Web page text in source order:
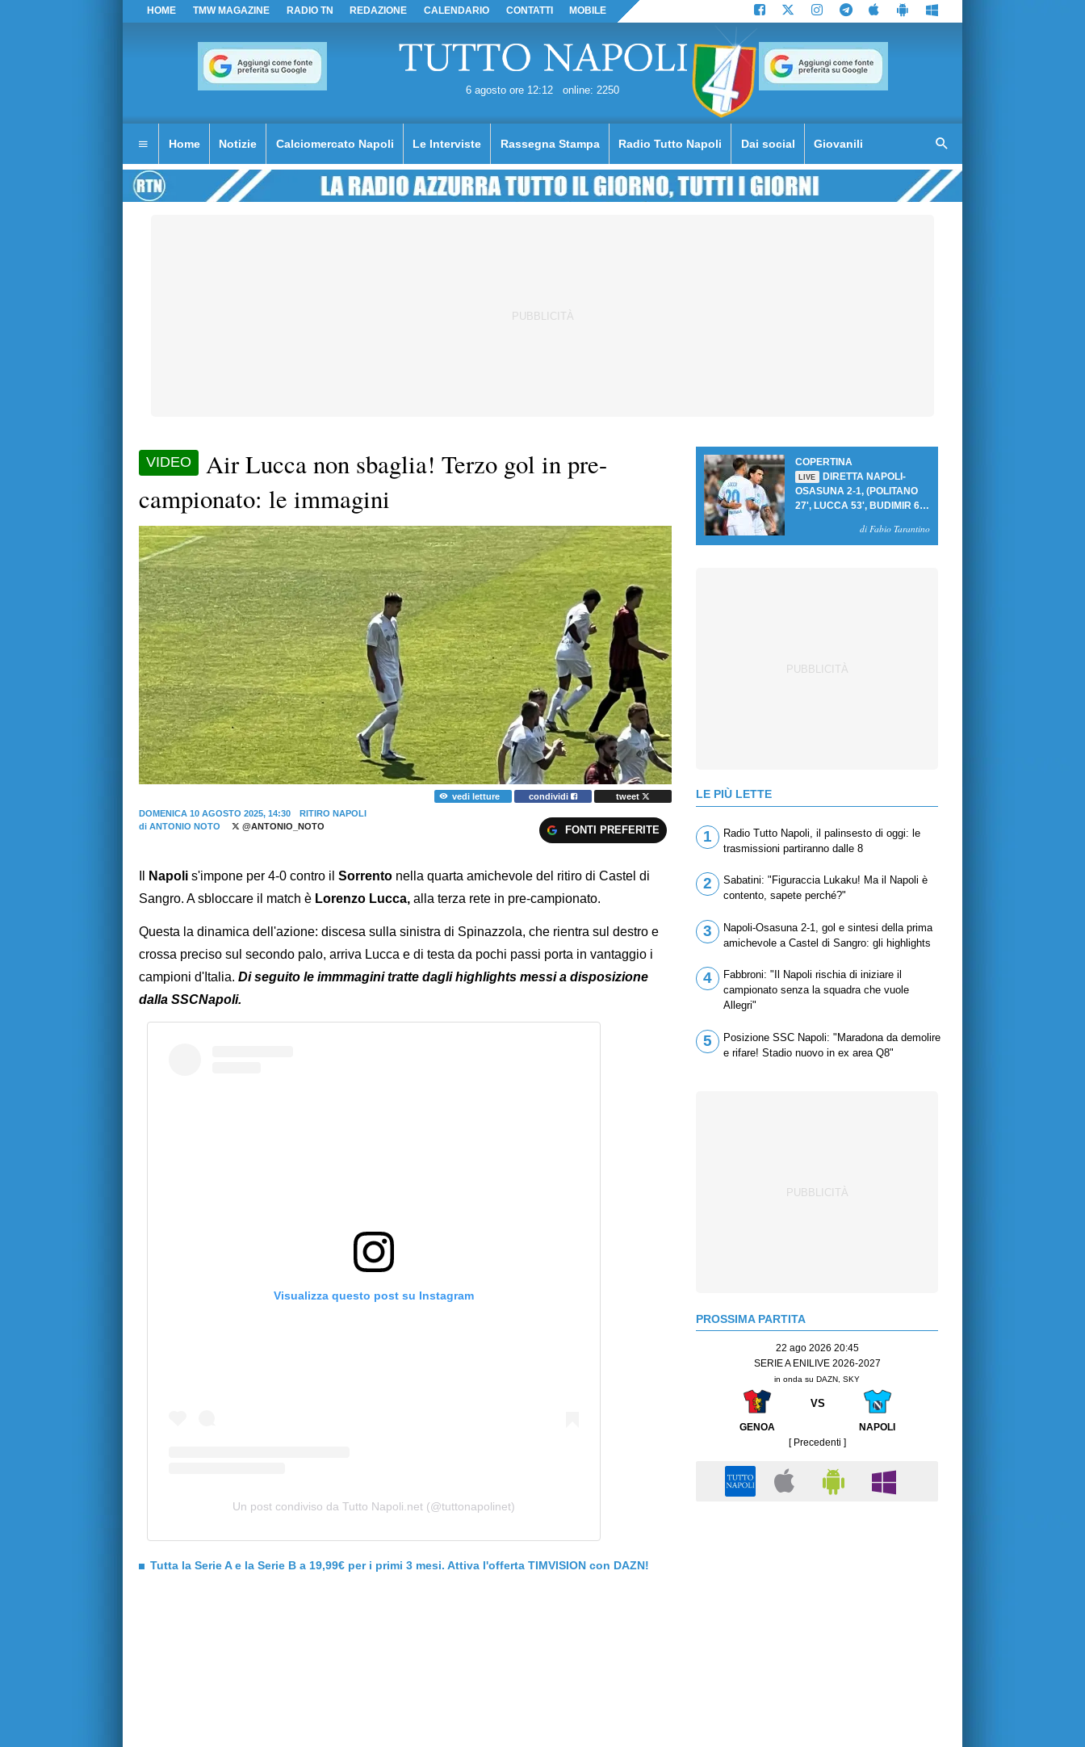
HOME TMW MAGAZINE RADIO TN REDAZIONE CALENDARIO CONTATTI MOBILE
6 agosto ore 12:12 online: 2250
Home Notizie Calciomercato Napoli Le Interviste Rassegna Stampa Radio Tutto Napoli Dai social Giovanili
VIDEO
Air Lucca non sbaglia! Terzo gol in pre-
campionato: le immagini
vedi letture condividi
tweet
DOMENICA 10 AGOSTO 2025, 14:30
RITIRO NAPOLI
di ANTONIO NOTO @ANTONIO_NOTO FONTI PREFERITE
Napoli s'impone per 4-0 contro il Sorrento nella quarta amichevole del ritiro di Castel di
Sangro. A sbloccare il match è Lorenzo Lucca, alla terza rete in pre-campionato.
Questa la dinamica dell'azione: discesa sulla sinistra di Spinazzola, che rientra sul destro e
crossa preciso sul secondo palo, arriva Lucca e di testa da pochi passi porta in vantaggio i
campioni d'Italia. Di seguito le immmagini tratte dagli highlights messi a disposizione
dalla SSCNapoli.
Visualizza questo post su Instagram
Un post condiviso da Tutto Napoli.net (@tuttonapolinet)
Tutta la Serie A e la Serie B a 19,99€ per i primi 3 mesi. Attiva l'offerta TIMVISION con DAZN!
COPERTINA
LIVE
DIRETTA NAPOLI-
OSASUNA 2-1, (POLITANO
27', LUCCA 53', BUDIMIR 69'
PER PRIMA VITTORIA AL
di Fabio Tarantino
LE PIÙ LETTE
1
Radio Tutto Napoli, il palinsesto di oggi: le
trasmissioni partiranno dalle 8
2
Sabatini: "Figuraccia Lukaku! Ma il Napoli è
contento, sapete perché?"
3
Napoli-Osasuna 2-1, gol e sintesi della prima
amichevole a Castel di Sangro: gli highlights
4
Fabbroni: "Il Napoli rischia di iniziare il
campionato senza la squadra che vuole
Allegri"
5
Posizione SSC Napoli: "Maradona da demolire
e rifare! Stadio nuovo in ex area Q8"
PROSSIMA PARTITA
22 ago 2026 20:45
SERIE A ENILIVE 2026-2027
in onda su DAZN, SKY
VS
GENOA
NAPOLI
[ Precedenti ]